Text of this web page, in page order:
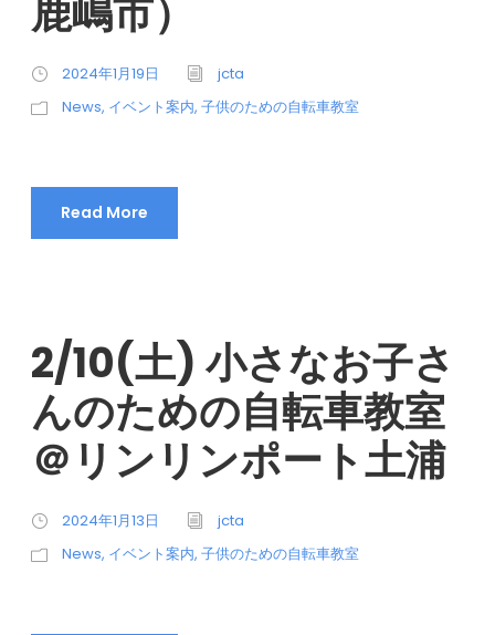
鹿嶋市）
2024年1月19日
jcta
News, イベント案内, 子供のための自転車教室
Read More
2/10(土) 小さなお子さ
んのための自転車教室
＠リンリンポート土浦
2024年1月13日
jcta
News, イベント案内, 子供のための自転車教室